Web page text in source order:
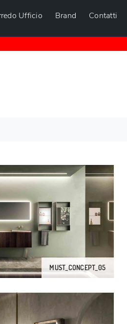
Ufficio Brand Contatti
MUST_CONCEPT_05